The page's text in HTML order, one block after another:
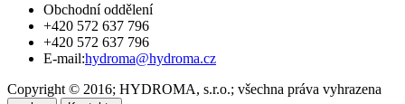
Obchodní oddělení
+420 572 637 796
+420 572 637 796
E-mail:hydroma@hydroma.cz
Copyright © 2016; HYDROMA, s.r.o.; všechna práva vyhrazena